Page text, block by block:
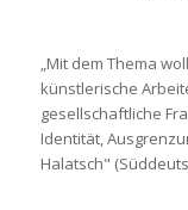
„Mit dem Thema
künstlerische
gesellschaftliche
Identität,
Halatsch"